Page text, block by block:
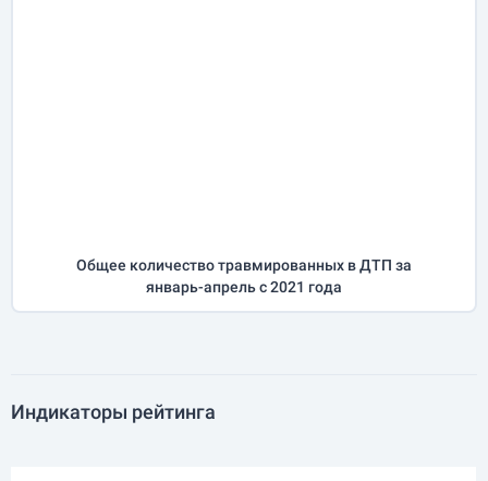
Общее количество травмированных в ДТП за
январь-апрельс 2021 года
Индикаторы рейтинга